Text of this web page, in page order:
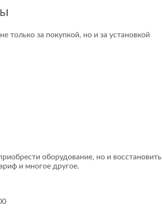
только за покупкой, но и за установкой
оборудование, но и восстановить
и многое другое.